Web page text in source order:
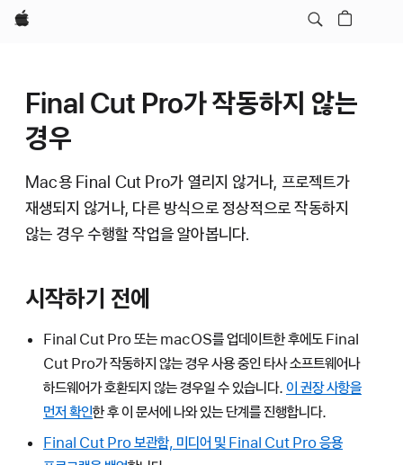
Apple
Final Cut Pro가 작동하지 않는
경우
Mac용 Final Cut Pro가 열리지 않거나, 프로젝트가
재생되지 않거나, 다른 방식으로 정상적으로 작동하지
않는 경우 수행할 작업을 알아봅니다.
시작하기 전에
Final Cut Pro 또는 macOS를 업데이트한 후에도 Final
Cut Pro가 작동하지 않는 경우 사용 중인 타사 소프트웨어나
하드웨어가 호환되지 않는 경우일 수 있습니다. 이 권장 사항을
먼저 확인한 후 이 문서에 나와 있는 단계를 진행합니다.
Final Cut Pro 보관함, 미디어 및 Final Cut Pro 응용